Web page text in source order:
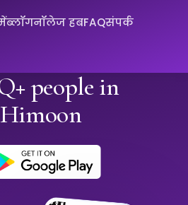
ब्लॉगनॉलेज हबFAQसंपर्क
people in